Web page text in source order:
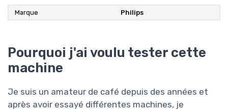
Marque ‎Philips
Pourquoi j'ai voulu tester cette
machine
Je suis un amateur de café depuis des années et
après avoir essayé différentes machines, je